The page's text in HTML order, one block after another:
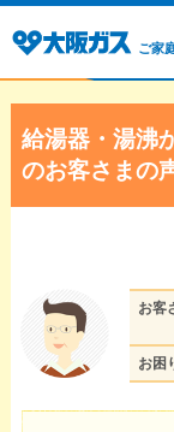
ご家
給湯器・湯沸
のお客さまの
お客
お困